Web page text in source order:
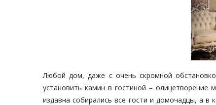
Любой дом, даже с очень скромной
установить камин в гостиной –
издавна собирались все гости и домочадцы, а